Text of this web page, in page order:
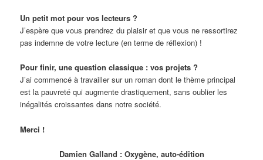
Un petit mot pour vos lecteurs ?
J’espère que vous prendrez du plaisir et que vous ne ressortirez
pas indemne de votre lecture (en terme de réflexion) !
Pour finir, une question classique : vos projets ?
J’ai commencé à travailler sur un roman dont le thème principal
est la pauvreté qui augmente drastiquement, sans oublier les
inégalités croissantes dans notre société.
Merci !
Damien Galland : Oxygène, auto-édition